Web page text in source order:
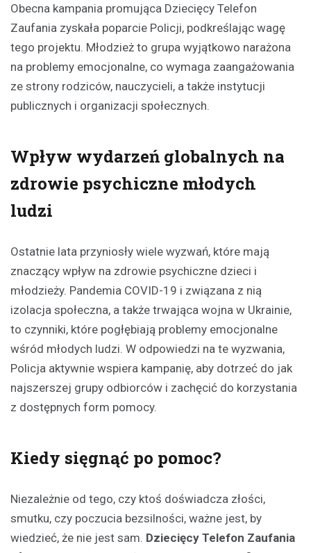
Obecna kampania promująca Dziecięcy Telefon
Zaufania zyskała poparcie Policji, podkreślając wagę
tego projektu. Młodzież to grupa wyjątkowo narażona
na problemy emocjonalne, co wymaga zaangażowania
ze strony rodziców, nauczycieli, a także instytucji
publicznych i organizacji społecznych.
Wpływ wydarzeń globalnych na
zdrowie psychiczne młodych
ludzi
Ostatnie lata przyniosły wiele wyzwań, które mają
znaczący wpływ na zdrowie psychiczne dzieci i
młodzieży. Pandemia COVID-19 i związana z nią
izolacja społeczna, a także trwająca wojna w Ukrainie,
to czynniki, które pogłębiają problemy emocjonalne
wśród młodych ludzi. W odpowiedzi na te wyzwania,
Policja aktywnie wspiera kampanię, aby dotrzeć do jak
najszerszej grupy odbiorców i zachęcić do korzystania
z dostępnych form pomocy.
Kiedy sięgnąć po pomoc?
Niezależnie od tego, czy ktoś doświadcza złości,
smutku, czy poczucia bezsilności, ważne jest, by
wiedzieć, że nie jest sam. Dziecięcy Telefon Zaufania